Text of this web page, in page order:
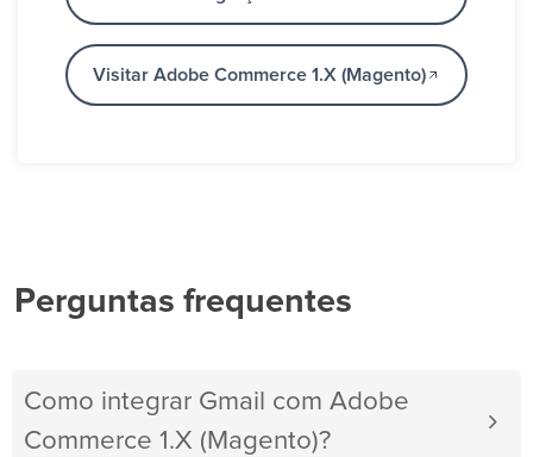
Visitar Adobe Commerce 1.X (Magento)
Perguntas frequentes
Como integrar Gmail com Adobe
Commerce 1.X (Magento)?